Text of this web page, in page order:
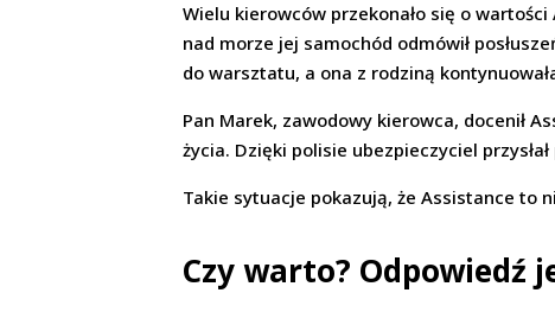
Wielu kierowców przekonało się o
nad morze jej samochód odmówił
do warsztatu, a ona z rodziną
Pan Marek, zawodowy kierowca, docenił
życia. Dzięki polisie ubezpieczyciel
Takie sytuacje pokazują, że Assistance to
Czy warto? Odpowiedź